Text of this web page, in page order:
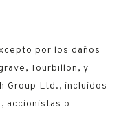
por los daños
Tourbillon, y
Group Ltd., incluidos
accionistas o